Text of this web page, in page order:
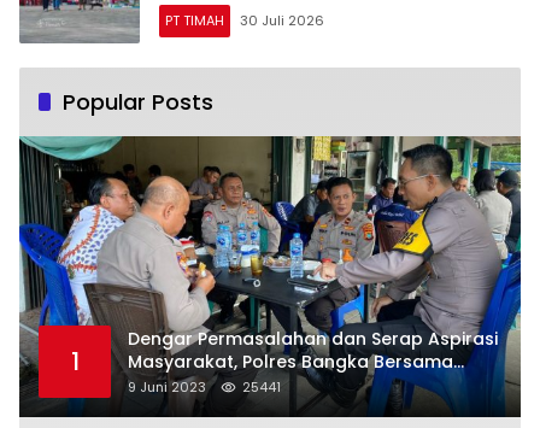
PT TIMAH 30 Juli 2026
Popular Posts
1
Dengar Permasalahan dan Serap Aspirasi
Masyarakat, Polres Bangka Bersama
Polsek Pemali Rutin Gelar Jumat Curhat
9 Juni 2023 25441